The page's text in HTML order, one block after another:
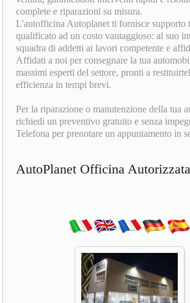
complete e riparazioni su misura.
L'autofficina Autoplanet ti fornisce supporto
qualificato ad un costo vantaggioso: al suo
squadra di addetti ai lavori competente e
Affidati a noi per consegnare la tua
massimi esperti del settore, pronti a
efficienza in tempi brevi.
Per la riparazione o manutenzione della tua
richiedi un preventivo gratuito e senza
Telefona per prenotare un appuntamento in
AutoPlanet Officina Autorizzata